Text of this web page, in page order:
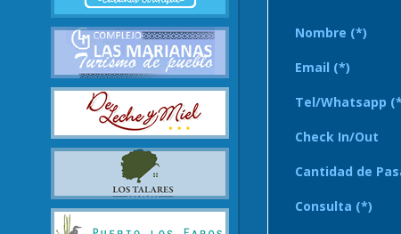
Nombre (*)
Email (*)
Tel/Whatsapp
Check In/Out
Cantidad de
Consulta (*)